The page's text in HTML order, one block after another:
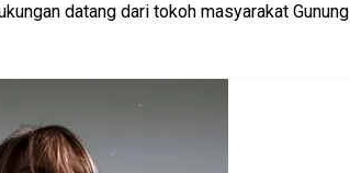
datang dari tokoh masyarakat